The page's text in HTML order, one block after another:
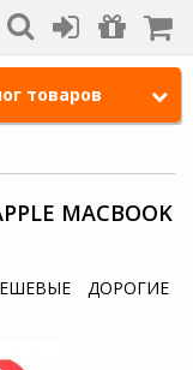
товаров
MACBOOK
ДОРОГИЕ